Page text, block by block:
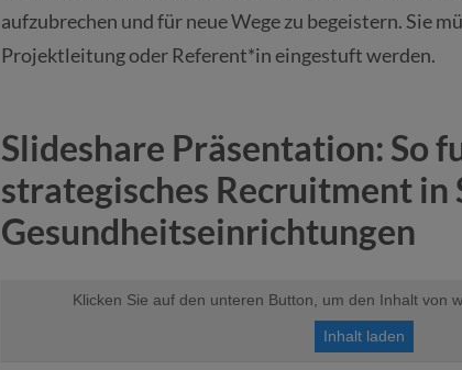
aufzubrechen und für neue Wege zu begeistern. Sie
Projektleitung oder Referent*in eingestuft werden.
Slideshare Präsentation: So
strategisches Recruitment in
Gesundheitseinrichtungen
Klicken Sie auf den unteren Button, um den Inhalt von
Inhalt laden